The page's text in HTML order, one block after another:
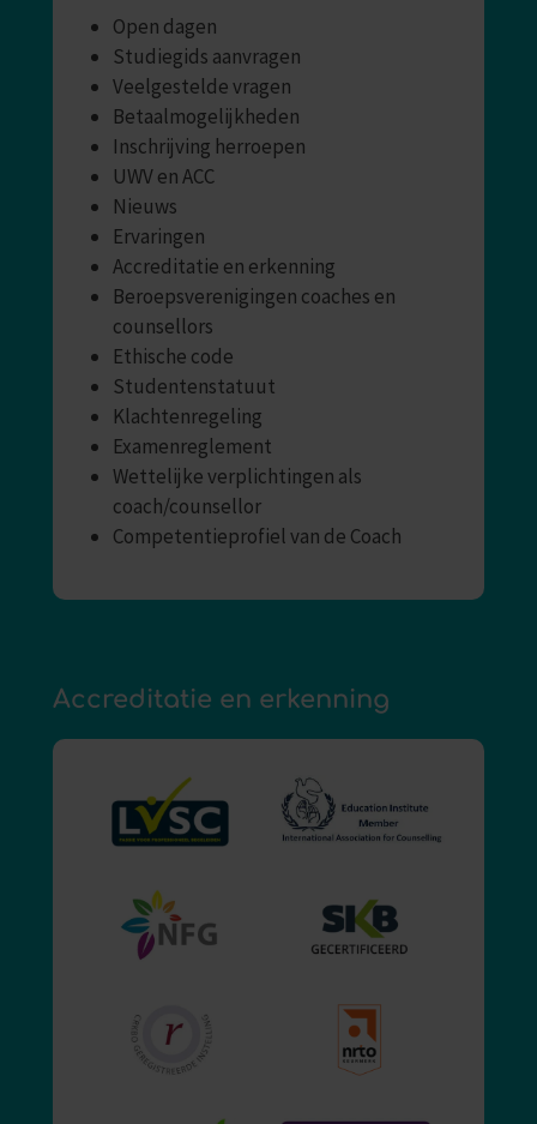
Open dagen
Studiegids aanvragen
Veelgestelde vragen
Betaalmogelijkheden
Inschrijving herroepen
UWV en ACC
Nieuws
Ervaringen
Accreditatie en erkenning
Beroepsverenigingen coaches en
counsellors
Ethische code
Studentenstatuut
Klachtenregeling
Examenreglement
Wettelijke verplichtingen als
coach/counsellor
Competentieprofiel van de Coach
Accreditatie en erkenning